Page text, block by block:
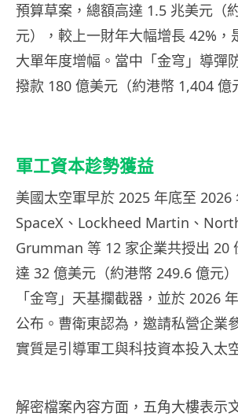
預算草案，總額高達 1.5 兆美元（
元），較上一財年大幅增長 42%，
大單年度增幅。當中「金穹」導彈
撥款 180 億美元（約港幣 1,404 億
軍工資本趁勢獲益
美國太空軍早於 2025 年底至 2026
SpaceX、Lockheed Martin、
Grumman 等 12 家企業共授出 20
達 32 億美元（約港幣 249.6 億元
「金穹」天基攔截器，並於 2026
公布。曹衛東認為，邀請私營企業
實質是引導軍工與科技資本投入太
解密檔案內容方面，五角大樓表示